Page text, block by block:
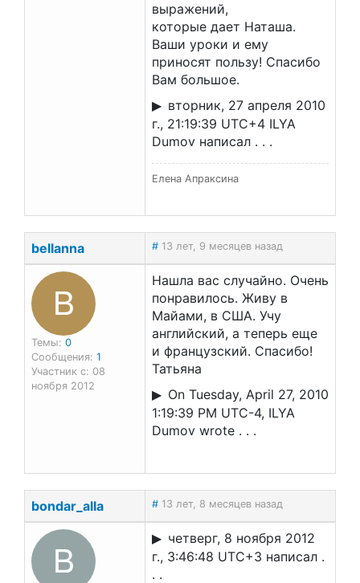
выражений,
которые дает Наташа.
Ваши уроки и ему
приносят пользу! Спасибо
Вам большое.
вторник, 27 апреля 2010
г., 21:19:39 UTC+4 ILYA
Dumov написал . . .
Елена Апраксина
bellanna # 13 лет, 9 месяцев назад
B
Темы: 0
Сообщения: 1
Участник с: 08
ноября 2012
Нашла вас случайно. Очень
понравилось. Живу в
Майами, в США. Учу
английский, а теперь еще
и французский. Спасибо!
Татьяна
On Tuesday, April 27, 2010
1:19:39 PM UTC-4, ILYA
Dumov wrote . . .
bondar_alla # 13 лет, 8 месяцев назад
B
четверг, 8 ноября 2012
г., 3:46:48 UTC+3 написал .
. .